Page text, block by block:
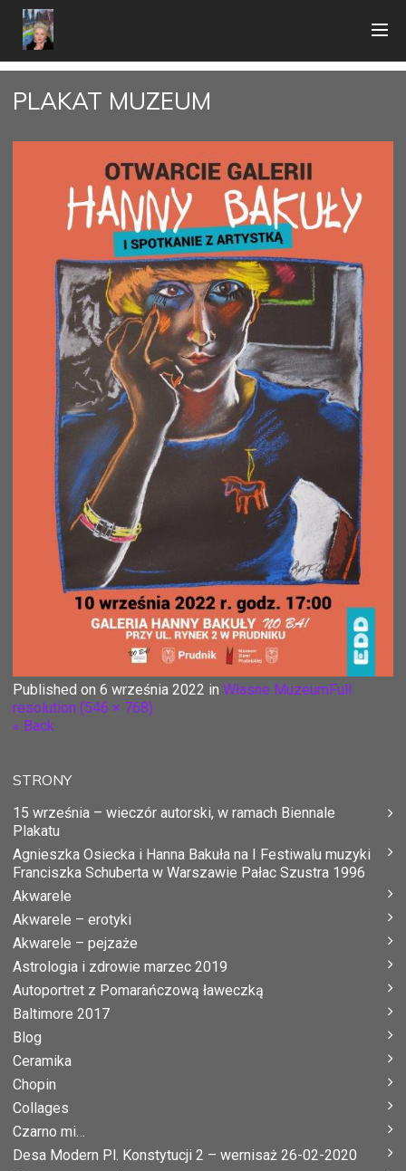
PLAKAT MUZEUM
Published on 6 września 2022 in Własne MuzeumFull
resolution (546 × 768)
« Back
STRONY
15 września – wieczór autorski, w ramach Biennale
Plakatu
Agnieszka Osiecka i Hanna Bakuła na I Festiwalu muzyki
Franciszka Schuberta w Warszawie Pałac Szustra 1996
Akwarele
Akwarele – erotyki
Akwarele – pejzaże
Astrologia i zdrowie marzec 2019
Autoportret z Pomarańczową ławeczką
Baltimore 2017
Blog
Ceramika
Chopin
Collages
Czarno mi…
Desa Modern Pl. Konstytucji 2 – wernisaż 26-02-2020